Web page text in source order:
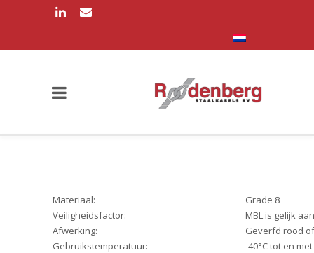
Materiaal:
Grade 8
Veiligheidsfactor:
MBL is gelijk
Afwerking:
Geverfd rood
Gebruikstemperatuur:
-40°C tot en met